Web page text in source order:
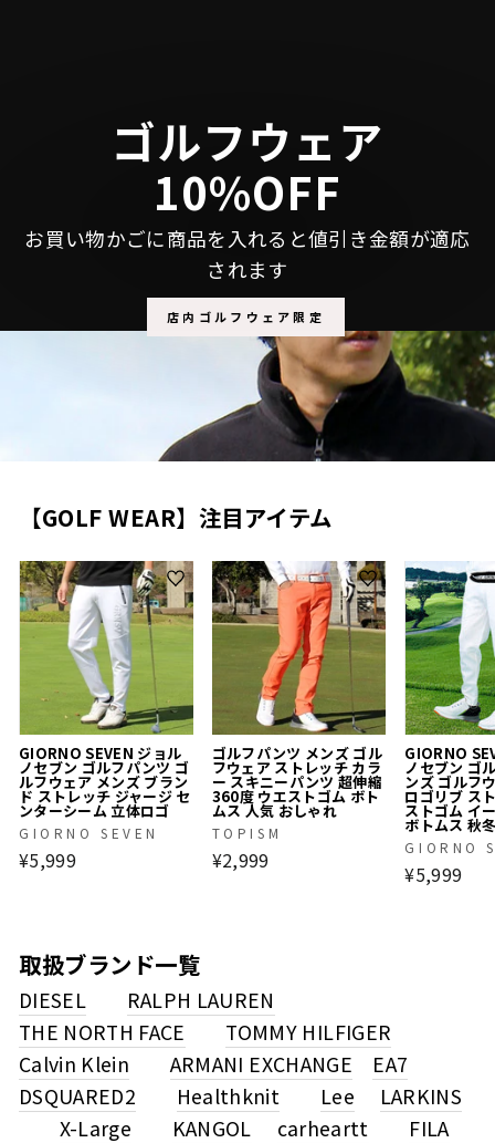
ゴルフウェア
10%OFF
お買い物かごに商品を入れると値引き金額が適応
されます
店内ゴルフウェア限定
【GOLF WEAR】注目アイテム
GIORNO SEVEN ジョル
ノセブン ゴルフパンツ ゴ
ルフウェア メンズ ブラン
ド ストレッチ ジャージ セ
ンターシーム 立体ロゴ
GIORNO SEVEN
¥5,999
ゴルフパンツ メンズ ゴル
フウェア ストレッチ カラ
ー スキニーパンツ 超伸縮
360度 ウエストゴム ボト
ムス 人気 おしゃれ
TOPISM
¥2,999
GIORNO
ノセブン ゴ
ンズ ゴルフ
ロゴリブ ス
ストゴム イ
ボトムス 秋
GIORNO
¥5,999
取扱ブランド一覧
DIESEL
RALPH LAUREN
THE NORTH FACE
TOMMY HILFIGER
Calvin Klein
ARMANI EXCHANGE
EA7
DSQUARED2
Healthknit Lee
LARKINS
X-Large
KANGOL carheartt
FILA